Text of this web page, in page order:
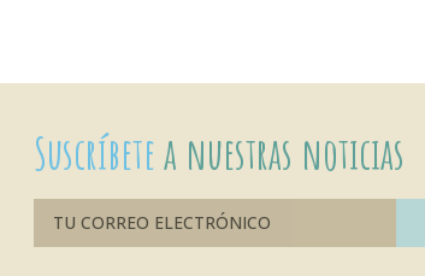
Suscríbetea nuestras noticias